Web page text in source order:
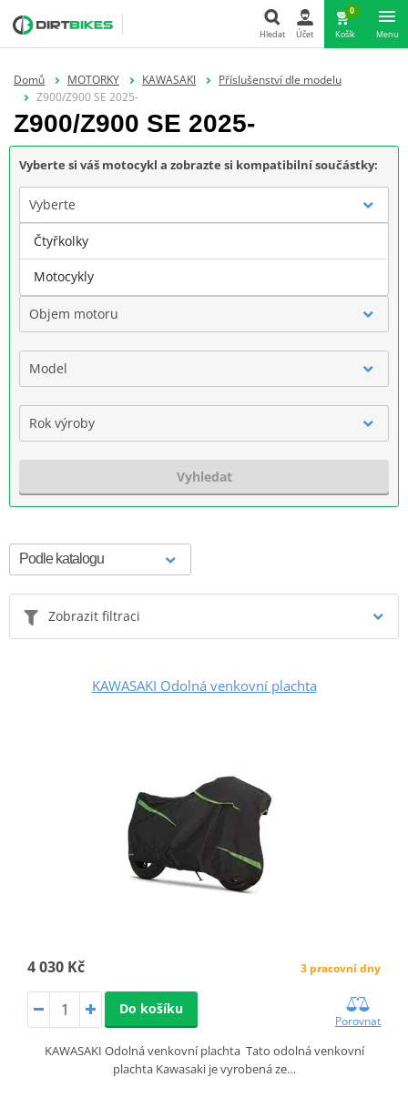
Hledat
Hledat Účet
0
Košík Menu
Domů MOTORKY KAWASAKI
Příslušenství dle modelu
Z900/Z900 SE 2025-
Z900/Z900 SE 2025-
Vyberte si váš motocykl a zobrazte si kompatibilní součástky:
Vyberte
Značka
Objem motoru
Model
Rok výroby
Vyhledat
Zobrazit filtraci
KAWASAKI Odolná venkovní plachta
4 030 Kč 3 pracovní dny
Do košíku
Porovnat
KAWASAKI Odolná venkovní plachta Tato odolná venkovní
plachta Kawasaki je vyrobená ze…
Čtyřkolky
Motocykly